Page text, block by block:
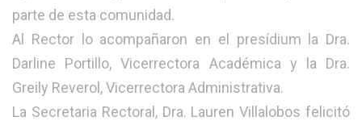
parte de esta comunidad.
Al Rector lo acompañaron en el presídium la Dra.
Darline Portillo, Vicerrectora Académica y la Dra.
Greily Reverol, Vicerrectora Administrativa.
La Secretaria Rectoral, Dra. Lauren Villalobos felicitó